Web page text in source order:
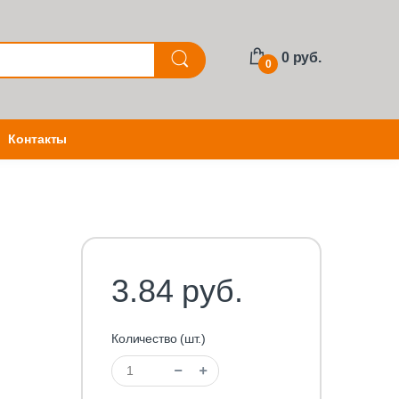
0 0 руб.
Контакты
3.84 руб.
Количество (шт.)